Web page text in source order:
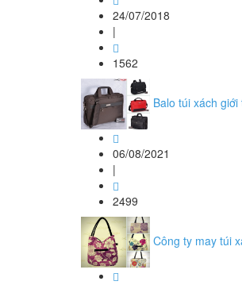
24/07/2018
|
1562
Balo túi xách
06/08/2021
|
2499
Công ty may túi